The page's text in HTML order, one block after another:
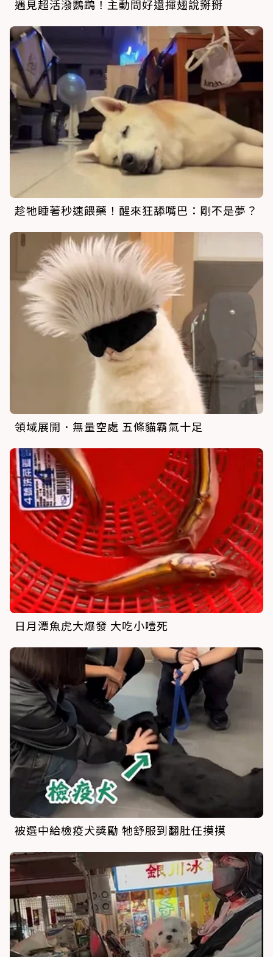
遇見超活潑鸚鵡！主動問好還揮翅說掰掰
趁牠睡著秒速餵藥！醒來狂舔嘴巴：剛不是夢？
領域展開．無量空處 五條貓霸氣十足
日月潭魚虎大爆發 大吃小噎死
被選中給檢疫犬獎勵 牠舒服到翻肚任摸摸